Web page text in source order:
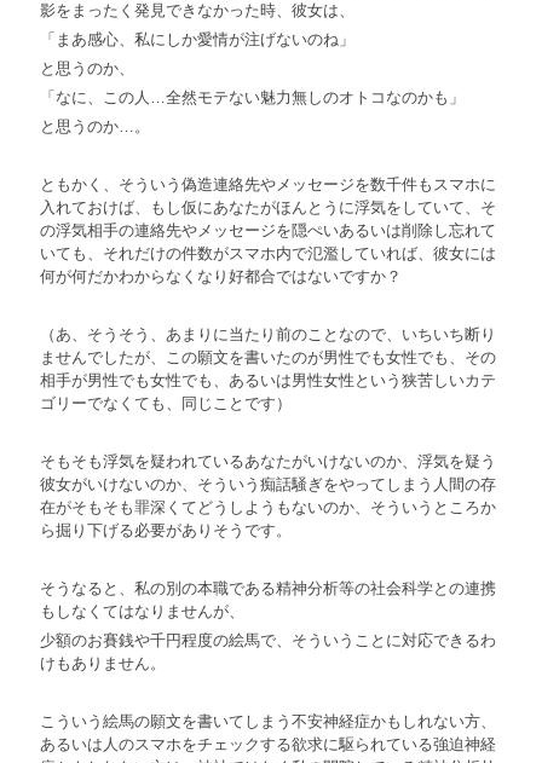
影をまったく発見できなかった時、彼女は、
「まあ感心、私にしか愛情が注げないのね」
と思うのか、
「なに、この人…全然モテない魅力無しのオトコなのかも」
と思うのか…。
ともかく、そういう偽造連絡先やメッセージを数千件もスマホに
入れておけば、もし仮にあなたがほんとうに浮気をしていて、そ
の浮気相手の連絡先やメッセージを隠ぺいあるいは削除し忘れて
いても、それだけの件数がスマホ内で氾濫していれば、彼女には
何が何だかわからなくなり好都合ではないですか？
（あ、そうそう、あまりに当たり前のことなので、いちいち断り
ませんでしたが、この願文を書いたのが男性でも女性でも、その
相手が男性でも女性でも、あるいは男性女性という狭苦しいカテ
ゴリーでなくても、同じことです）
そもそも浮気を疑われているあなたがいけないのか、浮気を疑う
彼女がいけないのか、そういう痴話騒ぎをやってしまう人間の存
在がそもそも罪深くてどうしようもないのか、そういうところか
ら掘り下げる必要がありそうです。
そうなると、私の別の本職である精神分析等の社会科学との連携
もしなくてはなりませんが、
少額のお賽銭や千円程度の絵馬で、そういうことに対応できるわ
けもありません。
こういう絵馬の願文を書いてしまう不安神経症かもしれない方、
あるいは人のスマホをチェックする欲求に駆られている強迫神経